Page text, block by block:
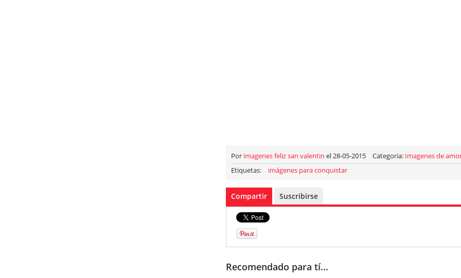
Por imagenes feliz san valentin el 28-05-2015 Categoria: Imagenes de
Etiquetas:
imágenes para conquistar
Compartir Suscribirse
Recomendado para tí...